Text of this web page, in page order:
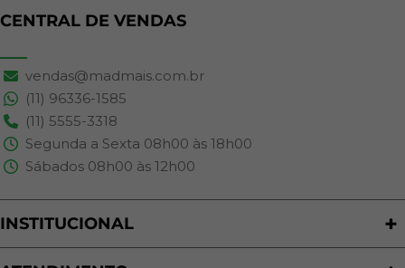
CENTRAL DE VENDAS
vendas@madmais.com.br
(11) 96336-1585
(11) 5555-3318
Segunda a Sexta 08h00 às 18h00
Sábados 08h00 às 12h00
INSTITUCIONAL
Quem Somos